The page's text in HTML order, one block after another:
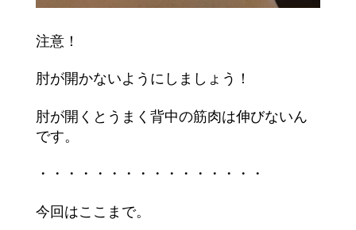
注意！
肘が開かないようにしましょう！
肘が開くとうまく背中の筋肉は伸びないん
です。
・・・・・・・・・・・・・・・・
今回はここまで。